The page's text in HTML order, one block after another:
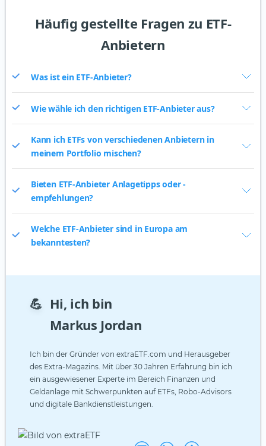
Häufig gestellte Fragen zu ETF-
Anbietern
Was ist ein ETF-Anbieter?
Wie wähle ich den richtigen ETF-Anbieter aus?
Kann ich ETFs von verschiedenen Anbietern in
meinem Portfolio mischen?
Bieten ETF-Anbieter Anlagetipps oder -
empfehlungen?
Welche ETF-Anbieter sind in Europa am
bekanntesten?
💪 Hi, ich bin
Markus Jordan
Ich bin der Gründer von extraETF.com und Herausgeber
des Extra-Magazins. Mit über 30 Jahren Erfahrung bin ich
ein ausgewiesener Experte im Bereich Finanzen und
Geldanlage mit Schwerpunkten auf ETFs, Robo-Advisors
und digitale Bankdienstleistungen.